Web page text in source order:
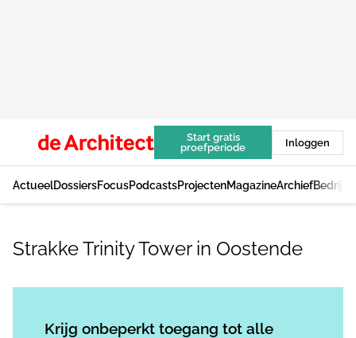
Start gratis
proefperiode
Inloggen
ActueelDossiersFocusPodcastsProjectenMagazineArchief
Strakke Trinity Tower in Oostende
Krijg onbeperkt toegang tot alle